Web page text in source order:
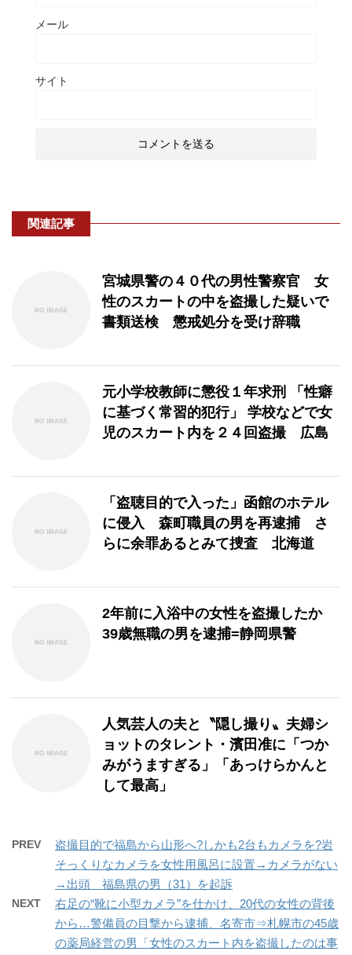
メール
サイト
関連記事
宮城県警の４０代の男性警察官 女
性のスカートの中を盗撮した疑いで
書類送検 懲戒処分を受け辞職
元小学校教師に懲役１年求刑 「性癖
に基づく常習的犯行」 学校などで女
児のスカート内を２４回盗撮 広島
「盗聴目的で入った」函館のホテル
に侵入 森町職員の男を再逮捕 さ
らに余罪あるとみて捜査 北海道
2年前に入浴中の女性を盗撮したか
39歳無職の男を逮捕=静岡県警
人気芸人の夫と〝隠し撮り〟夫婦シ
ョットのタレント・濱田准に「つか
みがうますぎる」「あっけらかんと
して最高」
PREV
盗撮目的で福島から山形へ?しかも2台もカメラを?岩
そっくりなカメラを女性用風呂に設置→カメラがない
→出頭 福島県の男（31）を起訴
NEXT
右足の“靴に小型カメラ”を仕かけ、20代の女性の背後
から…警備員の目撃から逮捕、名寄市⇒札幌市の45歳
の薬局経営の男「女性のスカート内を盗撮したのは事